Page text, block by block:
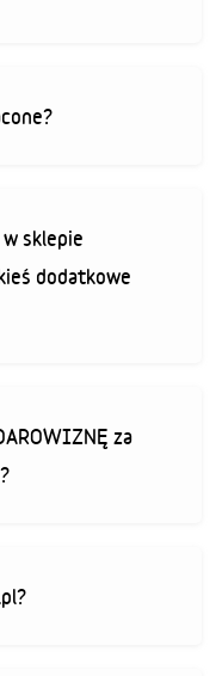
sklepie
dodatkowe
za